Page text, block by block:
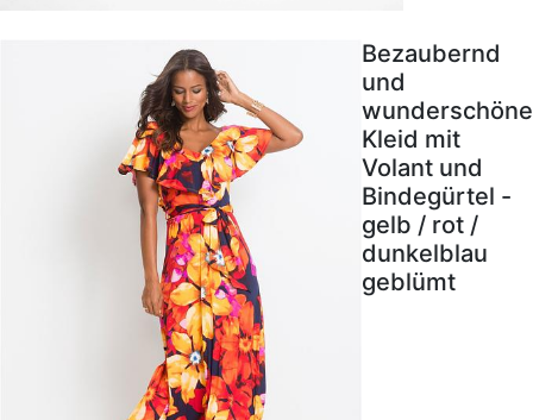
Bezaubernd
und
wunderschöne
Kleid mit
Volant und
Bindegürtel -
gelb / rot /
dunkelblau
geblümt